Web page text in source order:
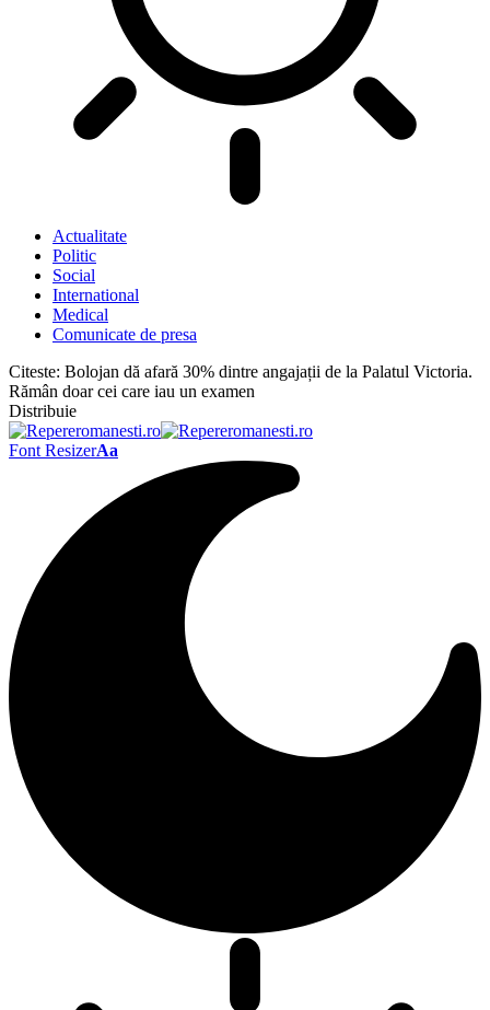
Actualitate
Politic
Social
International
Medical
Comunicate de presa
Citeste: Bolojan dă afară 30% dintre angajații de la Palatul Victoria.
Rămân doar cei care iau un examen
Distribuie
Font ResizerAa